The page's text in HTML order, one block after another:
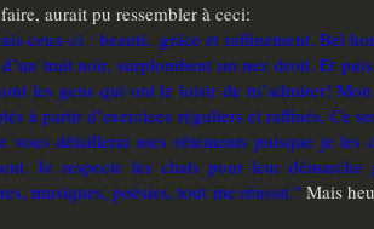
aurait pu ressembler à ceci:
ceux-ci : beauté, grâce et raffinement. Bel
trait noir, surplombent un nez droit. Et
les gens qui ont le loisir de m’admirer!
à partir d’exercices réguliers et raffinés. Ce
détaillerai mes vêtements puisque je
Je respecte les chats pour leur
musiques, poésies, tout me réussit." Mais